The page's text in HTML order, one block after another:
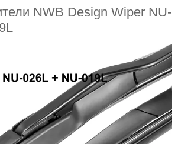
NWB Design Wiper NU-